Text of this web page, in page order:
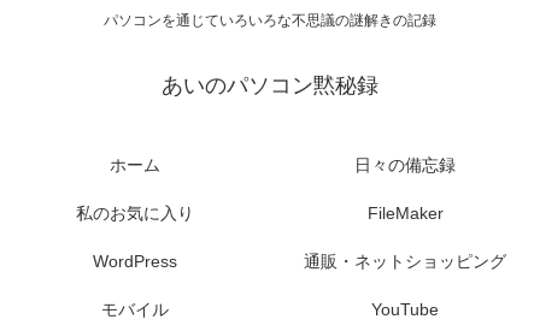
パソコンを通じていろいろな不思議の謎解きの記録
あいのパソコン黙秘録
ホーム 日々の備忘録
私のお気に入り FileMaker
WordPress 通販・ネットショッピング
モバイル YouTube